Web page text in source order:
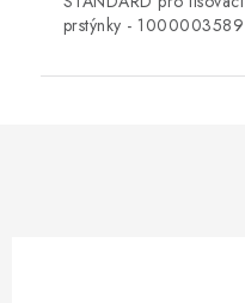
prstýnky - 1000003589